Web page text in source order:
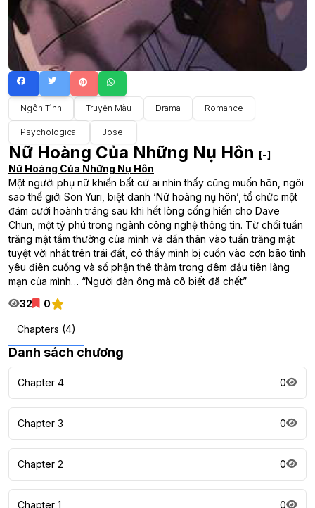
Ngôn Tình Truyện Màu Drama Romance
Psychological Josei
Nữ Hoàng Của Những Nụ Hôn [-]
Nữ Hoàng Của Những Nụ Hôn
Một người phụ nữ khiến bất cứ ai nhìn thấy cũng muốn hôn, ngôi
sao thế giới Son Yuri, biệt danh ‘Nữ hoàng nụ hôn’, tổ chức một
đám cưới hoành tráng sau khi hết lòng cống hiến cho Dave
Chun, một tỷ phú trong ngành công nghệ thông tin. Từ chối tuần
trăng mật tầm thường của mình và dấn thân vào tuần trăng mật
tuyệt vời nhất trên trái đất, cô thấy mình bị cuốn vào cơn bão tình
yêu điên cuồng và số phận thê thảm trong đêm đầu tiên lãng
mạn của mình… “Người đàn ông mà cô biết đã chết”
32
0
Chapters (4)
Danh sách chương
Chapter 4 0
Chapter 3 0
Chapter 2 0
Chapter 1 0